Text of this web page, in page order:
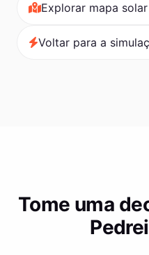
Explorar mapa
Voltar para a
Tome uma